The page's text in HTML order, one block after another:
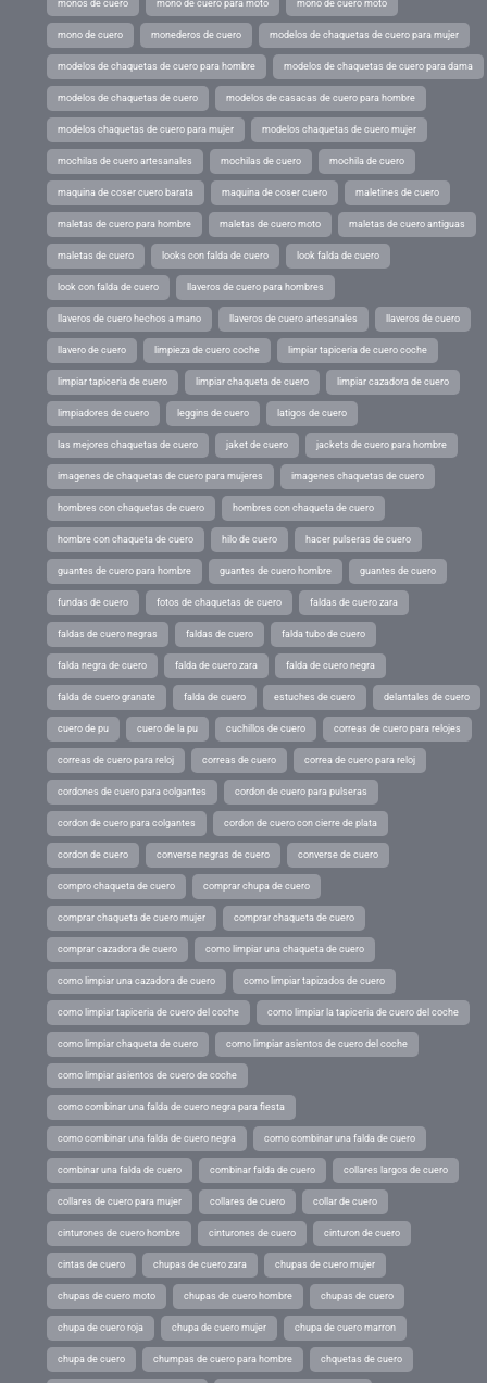
monos de cuero mono de cuero para moto mono de cuero moto
mono de cuero monederos de cuero modelos de chaquetas de cuero para mujer
modelos de chaquetas de cuero para hombre modelos de chaquetas de cuero para dama
modelos de chaquetas de cuero modelos de casacas de cuero para hombre
modelos chaquetas de cuero para mujer modelos chaquetas de cuero mujer
mochilas de cuero artesanales mochilas de cuero mochila de cuero
maquina de coser cuero barata maquina de coser cuero maletines de cuero
maletas de cuero para hombre maletas de cuero moto maletas de cuero antiguas
maletas de cuero looks con falda de cuero look falda de cuero
look con falda de cuero llaveros de cuero para hombres
llaveros de cuero hechos a mano llaveros de cuero artesanales llaveros de cuero
llavero de cuero limpieza de cuero coche limpiar tapiceria de cuero coche
limpiar tapiceria de cuero limpiar chaqueta de cuero limpiar cazadora de cuero
limpiadores de cuero leggins de cuero latigos de cuero
las mejores chaquetas de cuero jaket de cuero jackets de cuero para hombre
imagenes de chaquetas de cuero para mujeres imagenes chaquetas de cuero
hombres con chaquetas de cuero hombres con chaqueta de cuero
hombre con chaqueta de cuero hilo de cuero hacer pulseras de cuero
guantes de cuero para hombre guantes de cuero hombre guantes de cuero
fundas de cuero fotos de chaquetas de cuero faldas de cuero zara
faldas de cuero negras faldas de cuero falda tubo de cuero
falda negra de cuero falda de cuero zara falda de cuero negra
falda de cuero granate falda de cuero estuches de cuero delantales de cuero
cuero de pu cuero de la pu cuchillos de cuero correas de cuero para relojes
correas de cuero para reloj correas de cuero correa de cuero para reloj
cordones de cuero para colgantes cordon de cuero para pulseras
cordon de cuero para colgantes cordon de cuero con cierre de plata
cordon de cuero converse negras de cuero converse de cuero
compro chaqueta de cuero comprar chupa de cuero
comprar chaqueta de cuero mujer comprar chaqueta de cuero
comprar cazadora de cuero como limpiar una chaqueta de cuero
como limpiar una cazadora de cuero como limpiar tapizados de cuero
como limpiar tapiceria de cuero del coche como limpiar la tapiceria de cuero del coche
como limpiar chaqueta de cuero como limpiar asientos de cuero del coche
como limpiar asientos de cuero de coche
como combinar una falda de cuero negra para fiesta
como combinar una falda de cuero negra como combinar una falda de cuero
combinar una falda de cuero combinar falda de cuero collares largos de cuero
collares de cuero para mujer collares de cuero collar de cuero
cinturones de cuero hombre cinturones de cuero cinturon de cuero
cintas de cuero chupas de cuero zara chupas de cuero mujer
chupas de cuero moto chupas de cuero hombre chupas de cuero
chupa de cuero roja chupa de cuero mujer chupa de cuero marron
chupa de cuero chumpas de cuero para hombre chquetas de cuero